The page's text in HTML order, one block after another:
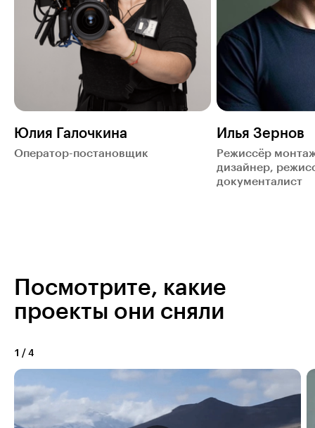
Юлия Галочкина
Оператор-постановщик
Илья Зернов
Режиссёр
дизайнер,
документалист
Посмотрите, какие
проекты они сняли
1 / 4